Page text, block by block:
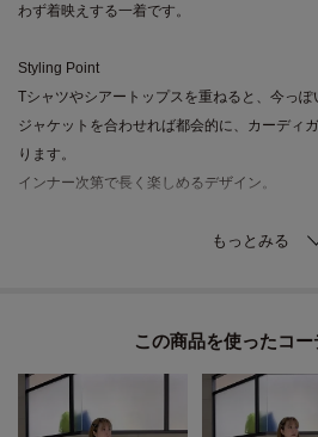
わず着映えする一着です。
Styling Point
Tシャツやシアートップスを重ねると、今っぽ
ジャケットを合わせれば都会的に、カーディ
ります。
インナー次第で長く楽しめるデザイン。
デイリーに取り入れやすい、軽やかな着心地。
モデル身長：170cm 着用サイズ：38（M）
この商品を使った